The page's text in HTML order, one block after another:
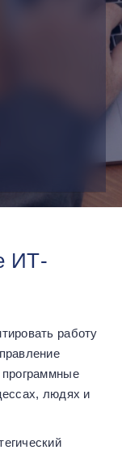
ИТ-
работу
людях и